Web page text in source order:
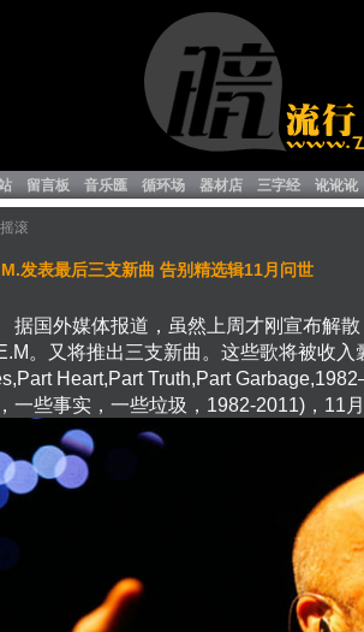
留言板 音乐匯 循环场 器材店 三字经 讹讹讹
滚
发表最后三支新曲 告别精选辑11月问世
国外媒体报道，虽然上周才刚宣布解散
。又将推出三支新曲。这些歌将被收
Heart,Part Truth,Part
一些事实，一些垃圾，1982-2011)，11